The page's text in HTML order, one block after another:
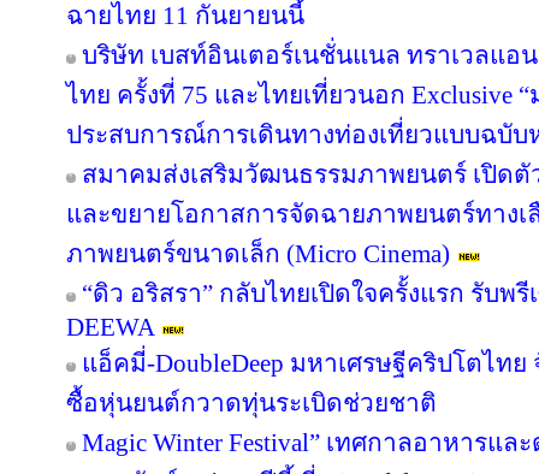
ฉายไทย 11 กันยายนนี้
บริษัท เบสท์อินเตอร์เนชั่นแนล ทราเวลแอ
ไทย ครั้งที่ 75 และไทยเที่ยวนอก Exclusive
ประสบการณ์การเดินทางท่องเที่ยวแบบฉบั
สมาคมส่งเสริมวัฒนธรรมภาพยนตร์ เปิดตั
และขยายโอกาสการจัดฉายภาพยนตร์ทาง
ภาพยนตร์ขนาดเล็ก (Micro Cinema)
“ดิว อริสรา” กลับไทยเปิดใจครั้งแรก รับพ
DEEWA
แอ็คมี่-DoubleDeep มหาเศรษฐีคริปโตไท
ซื้อหุ่นยนต์กวาดทุ่นระเบิดช่วยชาติ
Magic Winter Festival” เทศกาลอาหารแ